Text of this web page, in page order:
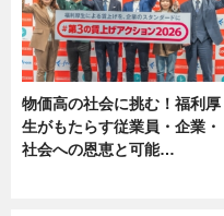
物価高の社会に挑む！福利厚
生がもたらす従業員・企業・
社会への恩恵と可能…